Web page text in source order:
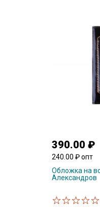
390.00 ₽
240.00 ₽ опт
Обложка на
Александров